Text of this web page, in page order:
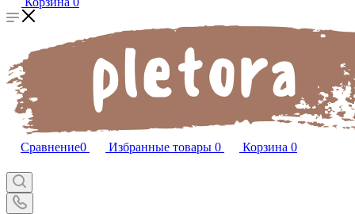
Сравнение0 Избранные товары 0 Корзина 0